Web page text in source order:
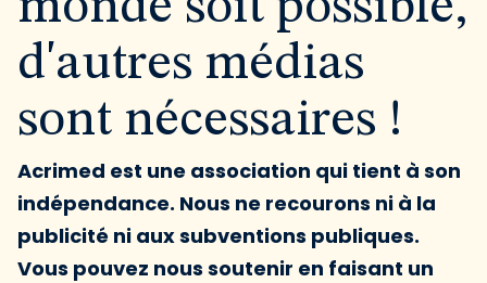
d'autres médias
sont nécessaires !
Acrimed est une association qui tient à son
indépendance. Nous ne recourons ni à la
publicité ni aux subventions publiques.
Vous pouvez nous soutenir en faisant un